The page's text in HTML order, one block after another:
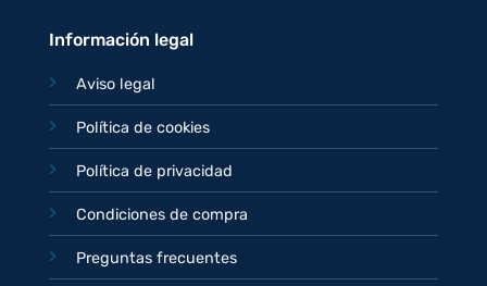
Información legal
Aviso legal
Política de cookies
Política de privacidad
Condiciones de compra
Preguntas frecuentes